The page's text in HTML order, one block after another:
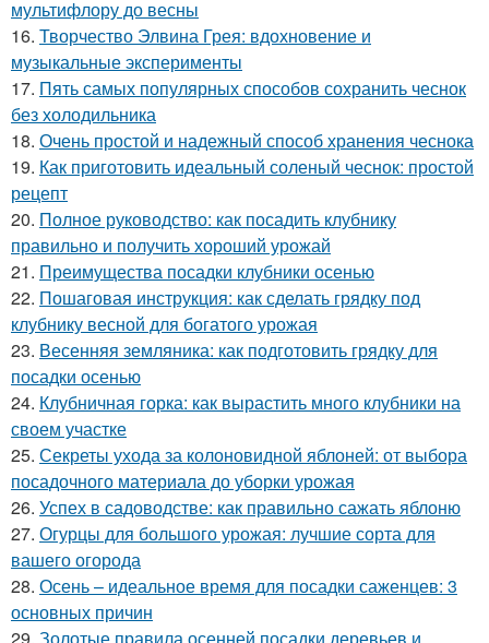
мультифлору до весны
16. Творчество Элвина Грея: вдохновение и
музыкальные эксперименты
17. Пять самых популярных способов сохранить чеснок
без холодильника
18. Очень простой и надежный способ хранения чеснока
19. Как приготовить идеальный соленый чеснок: простой
рецепт
20. Полное руководство: как посадить клубнику
правильно и получить хороший урожай
21. Преимущества посадки клубники осенью
22. Пошаговая инструкция: как сделать грядку под
клубнику весной для богатого урожая
23. Весенняя земляника: как подготовить грядку для
посадки осенью
24. Клубничная горка: как вырастить много клубники на
своем участке
25. Секреты ухода за колоновидной яблоней: от выбора
посадочного материала до уборки урожая
26. Успех в садоводстве: как правильно сажать яблоню
27. Огурцы для большого урожая: лучшие сорта для
вашего огорода
28. Осень – идеальное время для посадки саженцев: 3
основных причин